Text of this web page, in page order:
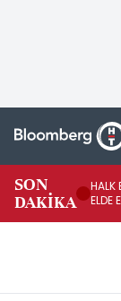
SON
DAKİKA
HALK
ELDE